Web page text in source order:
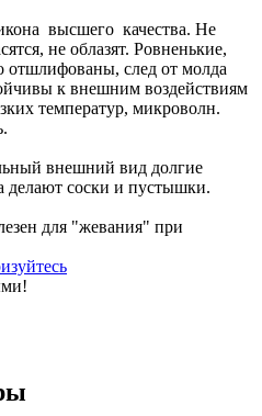
высшего качества. Не
не облазят. Ровненькие,
след от молда
к внешним воздействиям
температур, микроволн.
внешний вид долгие
делают соски и пустышки.
для "жевания" при